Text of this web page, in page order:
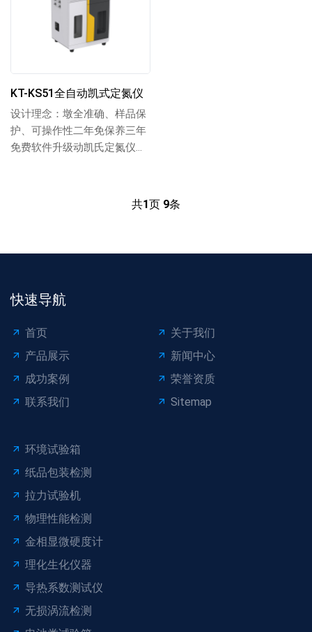
KT-KS51全自动凯式定氮仪
设计理念：墩全准确、样品保
护、可操作性二年免保养三年
免费软件升级动凯氏定氮仪的
共1页 9条
快速导航
首页
关于我们
产品展示
新闻中心
成功案例
荣誉资质
联系我们
Sitemap
环境试验箱
纸品包装检测
拉力试验机
物理性能检测
金相显微硬度计
理化生化仪器
导热系数测试仪
无损涡流检测